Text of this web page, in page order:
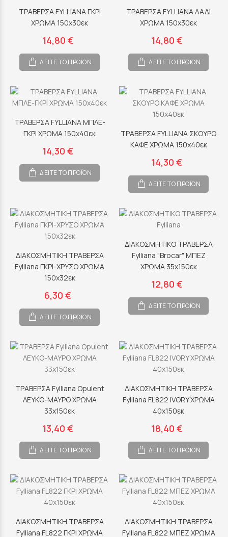
ΤΡΑΒΕΡΣΑ FYLLIANA ΓΚΡΙ
ΧΡΩΜΑ 150x30εκ
14,80 €
ΔΕΙΤΕ ΤΟ ΠΡΟΪΟΝ
ΤΡΑΒΕΡΣΑ FYLLIANA ΛΑΔΙ
ΧΡΩΜΑ 150x30εκ
14,80 €
ΔΕΙΤΕ ΤΟ ΠΡΟΪΟΝ
ΤΡΑΒΕΡΣΑ FYLLIANA ΜΠΛΕ-
ΓΚΡΙ ΧΡΩΜΑ 150x40εκ
14,30 €
ΔΕΙΤΕ ΤΟ ΠΡΟΪΟΝ
ΤΡΑΒΕΡΣΑ FYLLIANA ΣΚΟΥΡΟ
ΚΑΦΕ ΧΡΩΜΑ 150x40εκ
14,30 €
ΔΕΙΤΕ ΤΟ ΠΡΟΪΟΝ
ΔΙΑΚΟΣΜΗΤΙΚΗ ΤΡΑΒΕΡΣΑ
Fylliana ΓΚΡΙ-ΧΡΥΣΟ ΧΡΩΜΑ
150x32εκ
6,30 €
ΔΕΙΤΕ ΤΟ ΠΡΟΪΟΝ
ΔΙΑΚΟΣΜΗΤΙΚΟ ΤΡΑΒΕΡΣΑ
Fylliana "Brocar" ΜΠΕΖ
ΧΡΩΜΑ 35x150εκ
12,80 €
ΔΕΙΤΕ ΤΟ ΠΡΟΪΟΝ
ΤΡΑΒΕΡΣΑ Fylliana Opulent
ΛΕΥΚΟ-ΜΑΥΡΟ ΧΡΩΜΑ
33x150εκ
13,40 €
ΔΕΙΤΕ ΤΟ ΠΡΟΪΟΝ
ΔΙΑΚΟΣΜΗΤΙΚΗ ΤΡΑΒΕΡΣΑ
Fylliana FL822 IVORY ΧΡΩΜΑ
40x150εκ
18,40 €
ΔΕΙΤΕ ΤΟ ΠΡΟΪΟΝ
ΔΙΑΚΟΣΜΗΤΙΚΗ ΤΡΑΒΕΡΣΑ
Fylliana FL822 ΓΚΡΙ ΧΡΩΜΑ
ΔΙΑΚΟΣΜΗΤΙΚΗ ΤΡΑΒΕΡΣΑ
Fylliana FL822 ΜΠΕΖ ΧΡΩΜΑ